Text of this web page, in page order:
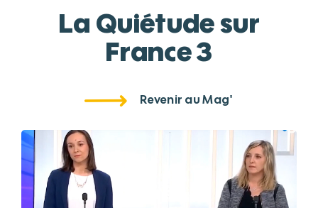
La Quiétude sur
France 3
Revenir au Mag'